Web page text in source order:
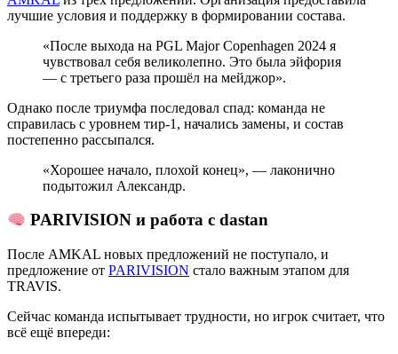
лучшие условия и поддержку в формировании состава.
«После выхода на PGL Major Copenhagen 2024 я
чувствовал себя великолепно. Это была эйфория
— с третьего раза прошёл на мейджор».
Однако после триумфа последовал спад: команда не
справилась с уровнем тир-1, начались замены, и состав
постепенно рассыпался.
«Хорошее начало, плохой конец», — лаконично
подытожил Александр.
PARIVISION и работа с dastan
После AMKAL новых предложений не поступало, и
предложение от PARIVISION стало важным этапом для
TRAVIS.
Сейчас команда испытывает трудности, но игрок считает, что
всё ещё впереди: